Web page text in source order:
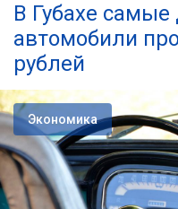
В Губахе самые
автомобили
рублей
Экономика